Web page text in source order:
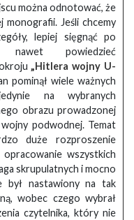
można odnotować, że
Jeśli chcemy
lepiej sięgnąć po
nawet powiedzieć
„Hitlera wojny U-
pominął wiele ważnych
na wybranych
obrazu prowadzonej
podwodnej. Temat
duże rozproszenie
wszystkich
skrupulatnych i mocno
był nastawiony na tak
wobec czego wybrał
czytelnika, który nie